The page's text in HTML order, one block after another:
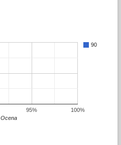
90
95% 100%
Ocena